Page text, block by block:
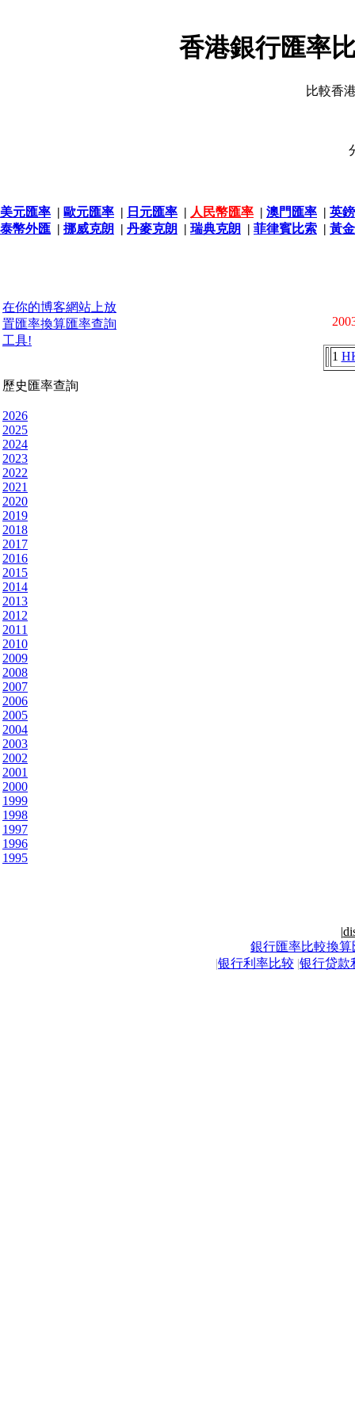
香港銀行匯率
比較香
美元匯率 | 歐元匯率 | 日元匯率 | 人民幣匯率 | 澳門匯率 | 英
泰幣外匯 | 挪威克朗 | 丹麥克朗 | 瑞典克朗 | 菲律賓比索 | 黃
在你的博客網站上放
置匯率換算匯率查詢
工具!
歷史匯率查詢
2026
2025
2024
2023
2022
2021
2020
2019
2018
2017
2016
2015
2014
2013
2012
2011
2010
2009
2008
2007
2006
2005
2004
2003
2002
2001
2000
1999
1998
1997
1996
1995
1
|
銀行匯率比較換算
|银行利率比较 |银行贷款